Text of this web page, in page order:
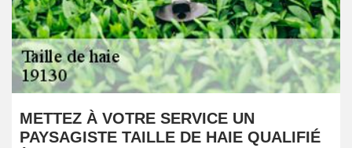
METTEZ À VOTRE SERVICE UN
PAYSAGISTE TAILLE DE HAIE QUALIFIÉ